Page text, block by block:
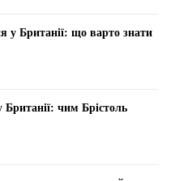
у Британії: що варто знати
чим Брістоль